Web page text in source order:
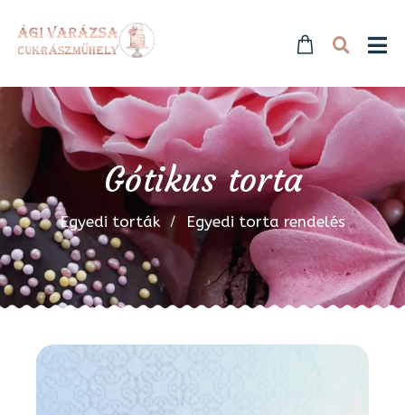
Gótikus torta
Egyedi torták Egyedi torta rendelés